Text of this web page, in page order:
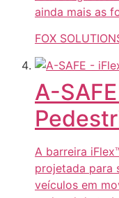
ainda mais as
FOX
A-
A barreira
projetada para
veículos em